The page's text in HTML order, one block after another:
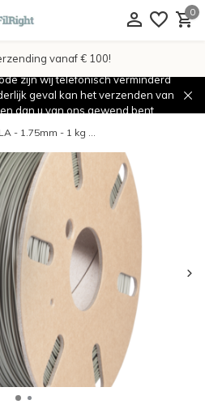
0
vanaf € 100!
zijn wij telefonisch verminderd
geval kan het verzenden van
dan u van ons gewend bent.
- 1.75mm - 1 kg ...